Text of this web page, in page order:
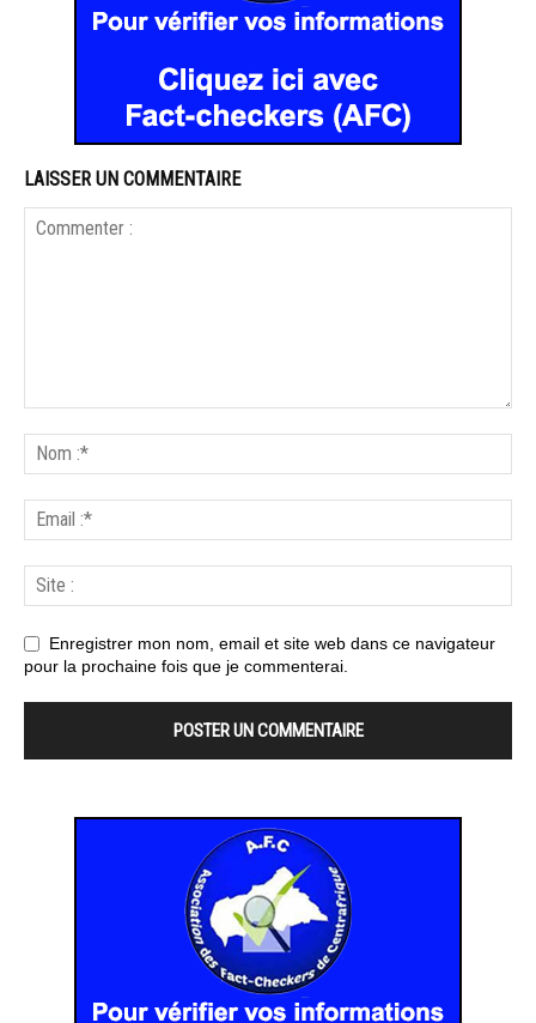
LAISSER UN COMMENTAIRE
Enregistrer mon nom, email et site web dans ce navigateur
pour la prochaine fois que je commenterai.